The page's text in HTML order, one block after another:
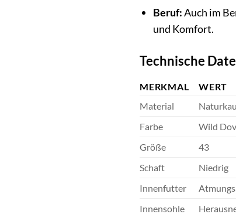
Beruf:Auch im
und Komfort.
Technische
MERKMAL
WERT
Material
Farbe
Wild
Größe
43
Schaft
Niedrig
Innenfutter
Innensohle